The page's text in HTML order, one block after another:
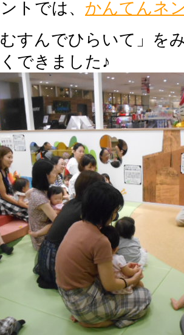
トでは、 かんてんネ
すんでひらいて」を
できました♪